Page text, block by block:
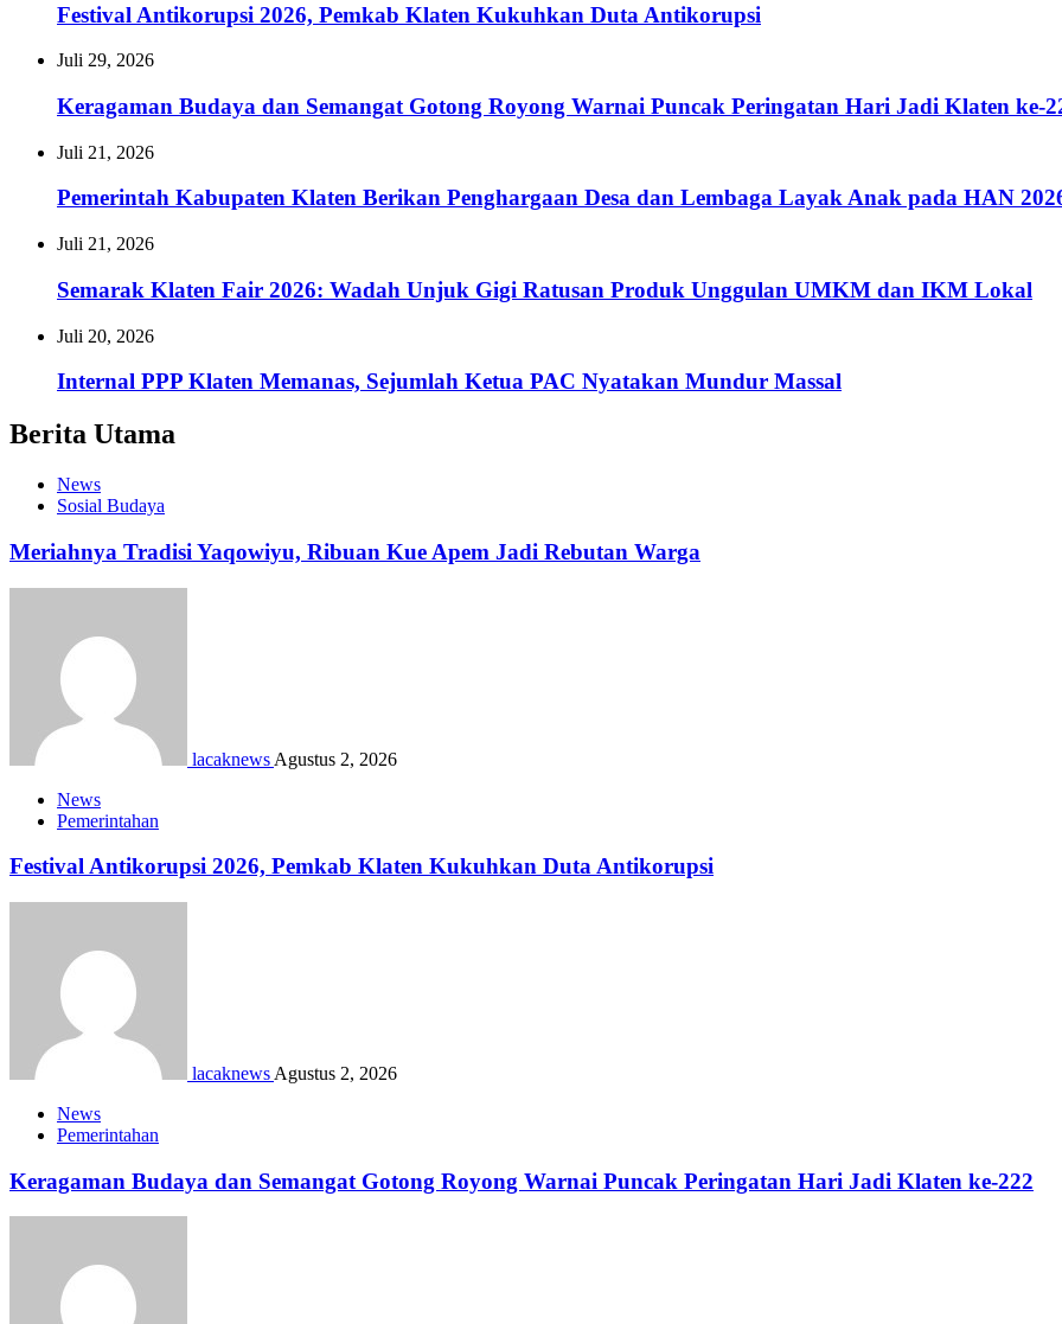
Festival Antikorupsi 2026, Pemkab Klaten Kukuhkan Duta Antikorupsi
Juli 29, 2026
Keragaman Budaya dan Semangat Gotong Royong Warnai Puncak Peringatan Hari Jadi Klaten ke-
Juli 21, 2026
Pemerintah Kabupaten Klaten Berikan Penghargaan Desa dan Lembaga Layak Anak pada HAN
Juli 21, 2026
Semarak Klaten Fair 2026: Wadah Unjuk Gigi Ratusan Produk Unggulan UMKM dan IKM Lokal
Juli 20, 2026
Internal PPP Klaten Memanas, Sejumlah Ketua PAC Nyatakan Mundur Massal
Berita Utama
News
Sosial Budaya
Meriahnya Tradisi Yaqowiyu, Ribuan Kue Apem Jadi Rebutan Warga
lacaknews Agustus 2, 2026
News
Pemerintahan
Festival Antikorupsi 2026, Pemkab Klaten Kukuhkan Duta Antikorupsi
lacaknews Agustus 2, 2026
News
Pemerintahan
Keragaman Budaya dan Semangat Gotong Royong Warnai Puncak Peringatan Hari Jadi Klaten ke-222